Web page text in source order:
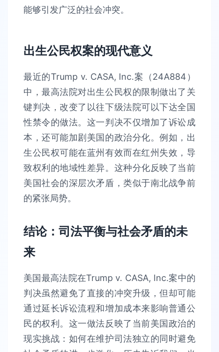
能够引发广泛的社会冲突。
出生公民权案的现代意义
最近的Trump v. CASA, Inc.案（24A884）
中，最高法院对出生公民权的限制做出了关
键判决，改变了以往下级法院可以下达全国
性禁令的做法。这一判决不仅增加了诉讼成
本，还可能加剧美国的政治分化。例如，出
生公民权可能在蓝州有效而在红州失效，导
致权利的地域性差异。这种分化反映了当前
美国社会的深层次矛盾，类似于南北战争前
的紧张局势。
结论：司法平衡与社会矛盾的未
来
美国最高法院在Trump v. CASA, Inc.案中的
判决虽然避免了直接的冲突升级，但却可能
通过延长诉讼流程和增加成本来影响普通公
民的权利。这一做法反映了当前美国政治的
现实挑战：如何在维护司法独立的同时避免